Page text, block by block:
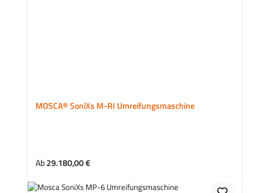
MOSCA® SoniXs M-RI Umreifungsmaschine
Regulärer Preis:
Ab29.180,00 €